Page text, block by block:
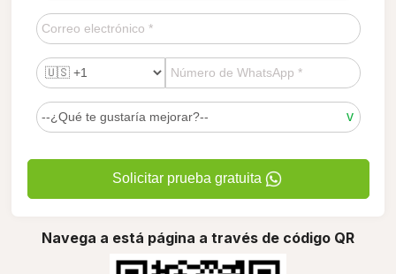
Solicitar prueba gratuita
Navega a está página a través de código QR